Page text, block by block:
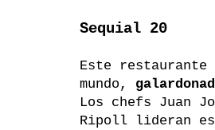
Sequial 20
Este
mundo,
Los chefs Juan
Ripoll lideran